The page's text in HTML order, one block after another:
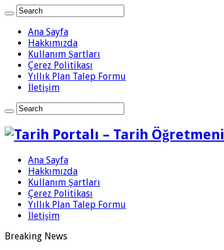
Ana Sayfa
Hakkımızda
Kullanım Şartları
Çerez Politikası
Yıllık Plan Talep Formu
İletişim
Ana Sayfa
Hakkımızda
Kullanım Şartları
Çerez Politikası
Yıllık Plan Talep Formu
İletişim
Breaking News